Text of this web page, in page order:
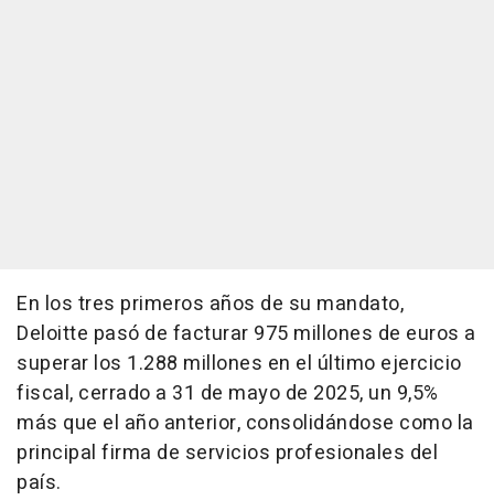
En los tres primeros años de su mandato,
Deloitte pasó de facturar 975 millones de euros a
superar los 1.288 millones en el último ejercicio
fiscal, cerrado a 31 de mayo de 2025, un 9,5%
más que el año anterior, consolidándose como la
principal firma de servicios profesionales del
país.